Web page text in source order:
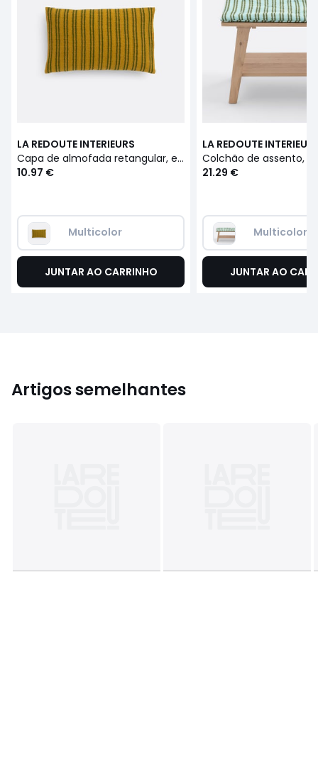
LA REDOUTE INTERIEURS
Capa de almofada retangular, em gaze de algodão, estampado Ikat, ASTI
10.97 €
Multicolor
JUNTAR AO CARRINHO
LA REDOUTE
21.29 €
Multicolor
JUNTAR AO
Artigos semelhantes